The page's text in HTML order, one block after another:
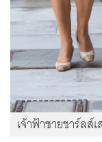
เจ้าฟ้าชายชาร์ล